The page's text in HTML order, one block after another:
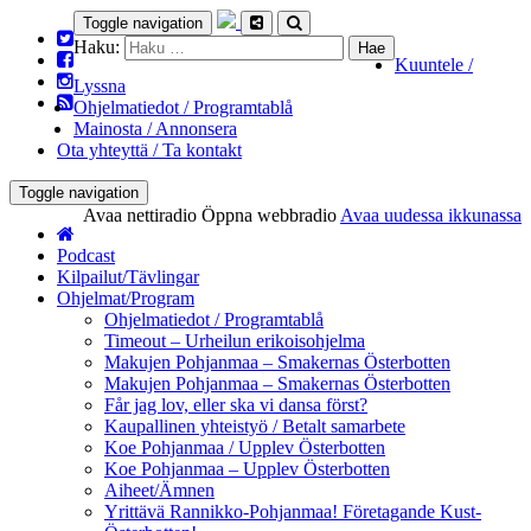
Toggle navigation
Haku:
Kuuntele /
Lyssna
Ohjelmatiedot / Programtablå
Mainosta / Annonsera
Ota yhteyttä / Ta kontakt
Toggle navigation
Avaa nettiradio Öppna webbradio Avaa uudessa ikkunassa
Podcast
Kilpailut/Tävlingar
Ohjelmat/Program
Ohjelmatiedot / Programtablå
Timeout – Urheilun erikoisohjelma
Makujen Pohjanmaa – Smakernas Österbotten
Makujen Pohjanmaa – Smakernas Österbotten
Får jag lov, eller ska vi dansa först?
Kaupallinen yhteistyö / Betalt samarbete
Koe Pohjanmaa / Upplev Österbotten
Koe Pohjanmaa – Upplev Österbotten
Aiheet/Ämnen
Yrittävä Rannikko-Pohjanmaa! Företagande Kust-